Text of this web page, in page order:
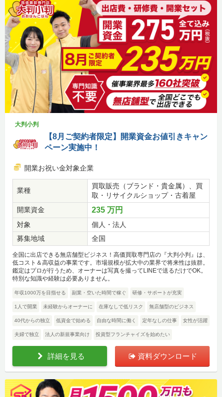
大判小判
【8月ご契約者限定】開業資金お値引きキャン
ペーン実施中！
開業お祝い金対象企業
業種
買取販売（ブランド・貴金属）、買
取・リサイクルショップ・古着屋
開業資金
235 万円
対象
個人・法人
募集地域
全国
全国に出店できる無店舗型ビジネス！高価買取専門店の『大判小判』は、
低コスト＆高収益の事業です。市場規模が拡大中の業界で将来性は抜群。
鑑定はプロが行うため、オーナーは写真を撮ってLINEで送るだけでOK。
特別な知識や経験は必要ありません。
年収1000万を目指せる 副業・空いた時間で稼ぐ 研修・サポートが充実
1人で開業 未経験からオーナーに 在庫なしで低リスク 無店舗型のビジネス
40代からの独立 低資金で始める 自由な時間に働く 定年なしの仕事 女性が活躍
夫婦で独立 法人の新規事業向け 投資型フランチャイズを始めたい
詳細を見る 資料ダウンロード